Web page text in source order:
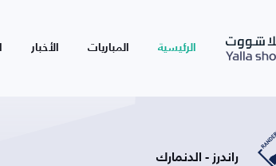
الرئيسية المباريات الأخبار
راندرز - الدنمارك